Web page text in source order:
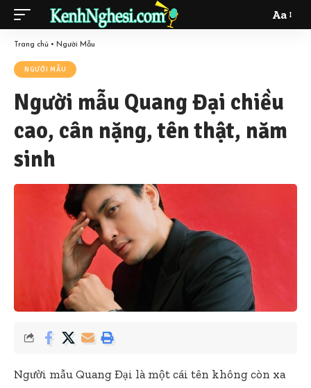
Font
Aa
Trang chủ • Người Mẫu
NGƯỜI MẪU
Người mẫu Quang Đại chiều
cao, cân nặng, tên thật, năm
sinh
Người mẫu Quang Đại là một cái tên không còn xa